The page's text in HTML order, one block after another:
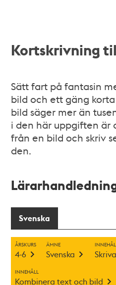
Kortskrivning
Sätt fart på fantasin
bild och ett gäng
bild säger mer än
i den här uppgiften är
från en bild och skriv
den.
Svenska
ÅRSKURS
4-6
ÄMNE
Svenska
INNEHÅLL
Kombinera text och bild